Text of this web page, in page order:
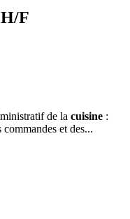
F
de la cuisine :
et des...